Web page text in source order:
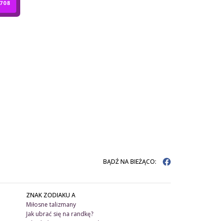
BĄDŹ NA BIEŻĄCO:
ZNAK ZODIAKU A
Miłosne talizmany
Jak ubrać się na randkę?